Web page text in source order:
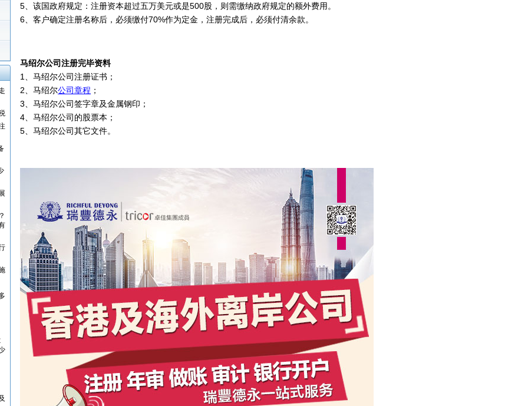
5、该国政府规定：注册资本超过五万美元或是500股，则需缴纳政府规定的额外费用。
6、客户确定注册名称后，必须缴付70%作为定金，注册完成后，必须付清余款。
马绍尔公司注册完毕资料
1、马绍尔公司注册证书；
2、马绍尔公司章程 ；
3、马绍尔公司签字章及金属钢印；
4、马绍尔公司的股票本；
5、马绍尔公司其它文件。